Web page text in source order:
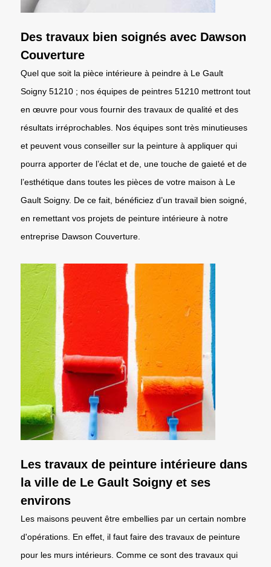
Des travaux bien soignés avec Dawson
Couverture
Quel que soit la pièce intérieure à peindre à Le Gault
Soigny 51210 ; nos équipes de peintres 51210 mettront tout
en œuvre pour vous fournir des travaux de qualité et des
résultats irréprochables. Nos équipes sont très minutieuses
et peuvent vous conseiller sur la peinture à appliquer qui
pourra apporter de l’éclat et de, une touche de gaieté et de
l’esthétique dans toutes les pièces de votre maison à Le
Gault Soigny. De ce fait, bénéficiez d’un travail bien soigné,
en remettant vos projets de peinture intérieure à notre
entreprise Dawson Couverture.
Les travaux de peinture intérieure dans
la ville de Le Gault Soigny et ses
environs
Les maisons peuvent être embellies par un certain nombre
d'opérations. En effet, il faut faire des travaux de peinture
pour les murs intérieurs. Comme ce sont des travaux qui